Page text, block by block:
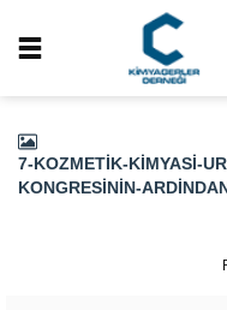
7-KOZMETIK-KIMYASI-
KONGRESININ-